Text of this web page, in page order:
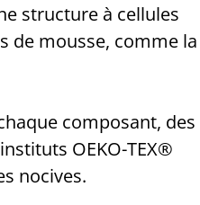
structure à cellules
de mousse, comme la
composant, des
OEKO-TEX®
nocives.